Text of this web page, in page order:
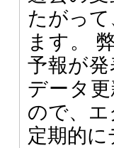
たがっ
ます。
予報が
データ
ので、エ
定期的